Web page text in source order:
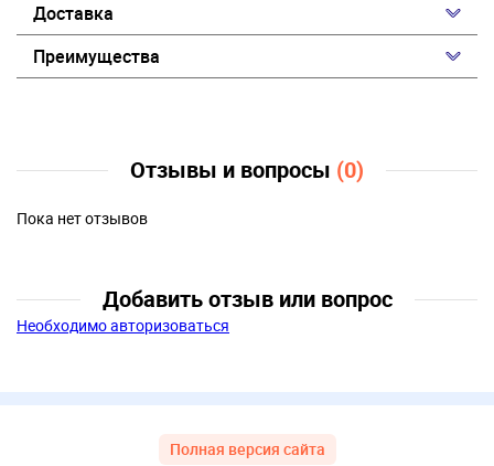
Доставка
Преимущества
Отзывы и вопросы (0)
Пока нет отзывов
Добавить отзыв или вопрос
Необходимо авторизоваться
Полная версия сайта